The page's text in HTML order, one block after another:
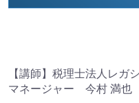
【講師】税理士法人レ
マネージャー 今村 満也